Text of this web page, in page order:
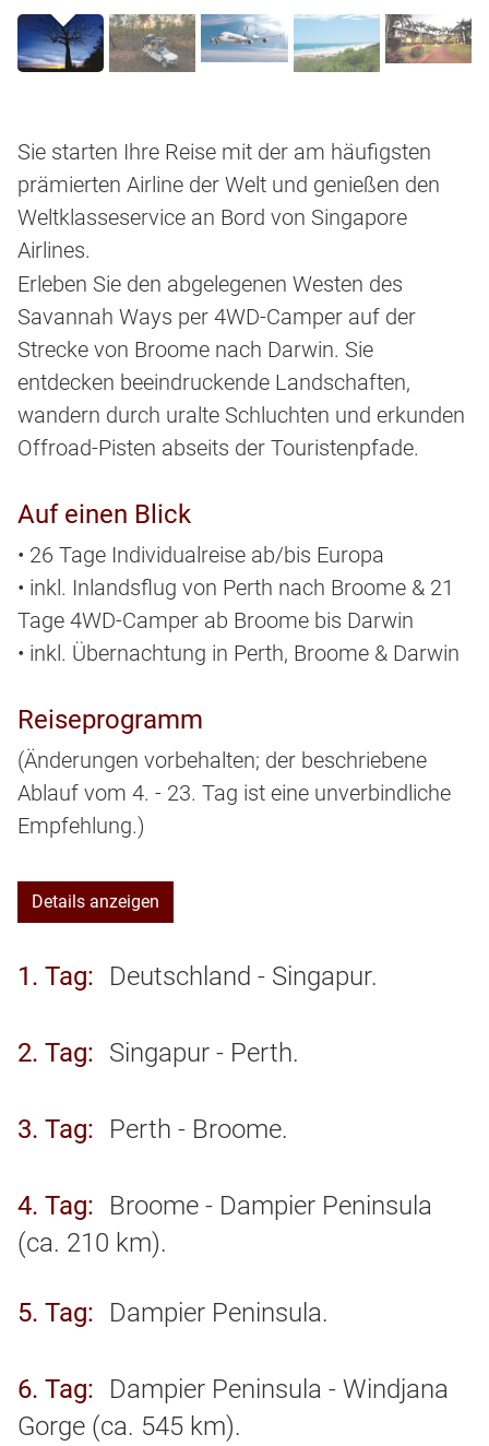
Sie starten Ihre Reise mit der am häufigsten
prämierten Airline der Welt und genießen den
Weltklasseservice an Bord von Singapore
Airlines.
Erleben Sie den abgelegenen Westen des
Savannah Ways per 4WD-Camper auf der
Strecke von Broome nach Darwin. Sie
entdecken beeindruckende Landschaften,
wandern durch uralte Schluchten und erkunden
Offroad-Pisten abseits der Touristenpfade.
Auf einen Blick
• 26 Tage Individualreise ab/bis Europa
• inkl. Inlandsflug von Perth nach Broome & 21
Tage 4WD-Camper ab Broome bis Darwin
• inkl. Übernachtung in Perth, Broome & Darwin
Reiseprogramm
(Änderungen vorbehalten; der beschriebene
Ablauf vom 4. - 23. Tag ist eine unverbindliche
Empfehlung.)
Details anzeigen
1. Tag Deutschland - Singapur.
2. Tag Singapur - Perth.
3. Tag Perth - Broome.
4. Tag
Broome - Dampier Peninsula
(ca. 210 km).
5. Tag Dampier Peninsula.
6. Tag
Dampier Peninsula - Windjana
Gorge (ca. 545 km).